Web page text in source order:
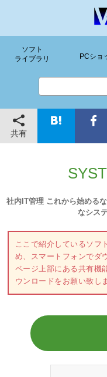
ソフト
ライブラリ
PCショ
共有
社内IT管理 これから始める
なシス
ここで紹介しているソフ
め、スマートフォンでダ
ページ上部にある共有機
ウンロードをお願い致し